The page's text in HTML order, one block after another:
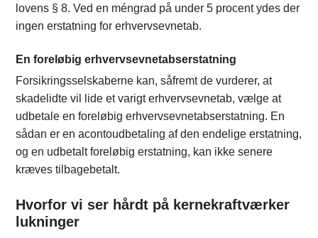
lovens § 8. Ved en méngrad på under 5 procent ydes der
ingen erstatning for erhvervsevnetab.
En foreløbig erhvervsevnetabserstatning
Forsikringsselskaberne kan, såfremt de vurderer, at
skadelidte vil lide et varigt erhvervsevnetab, vælge at
udbetale en foreløbig erhvervsevnetabserstatning. En
sådan er en acontoudbetaling af den endelige erstatning,
og en udbetalt foreløbig erstatning, kan ikke senere
kræves tilbagebetalt.
Hvorfor vi ser hårdt på kernekraftværker
lukninger